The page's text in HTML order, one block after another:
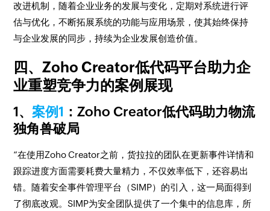
改进机制，随着企业业务的发展与变化，定期对系统进行评
估与优化，不断拓展系统的功能与应用场景，使其始终保持
与企业发展的同步，持续为企业发展创造价值。
四、Zoho Creator低代码平台助力企
业重塑竞争力的案例展现
1、案例1 ：Zoho Creator低代码助力物流
独角兽破局
“在使用Zoho Creator之前，货拉拉的团队在更新事件详情和
跟踪进度方面需要耗费大量精力，不仅效率低下，还容易出
错。随着安全事件管理平台（SIMP）的引入，这一局面得到
了彻底改观。SIMP为安全团队提供了一个集中的信息库，所